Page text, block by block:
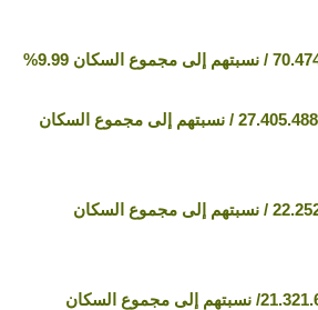
الباكستان / عدد الشيعة 27.405.488 / نسبتهم إلى مجموع السكان
تركيا / عدد الشيعة 22.252.465 / نسبتهم إلى مجموع السكان
العراق / عدد الشيعة 21.321.699/ نسبتهم إلى مجموع السكان